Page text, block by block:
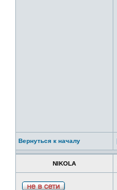
Вернуться к началу
NIKOLA